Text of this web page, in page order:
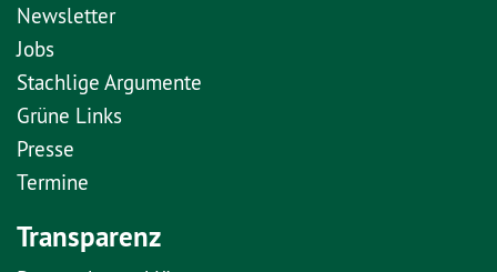
Newsletter
Jobs
Stachlige Argumente
Grüne Links
Presse
Termine
Transparenz